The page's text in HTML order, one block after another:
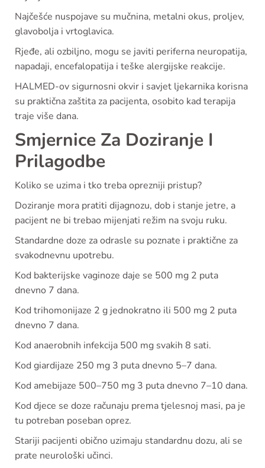
Najčešće nuspojave su mučnina, metalni okus, proljev,
glavobolja i vrtoglavica.
Rjeđe, ali ozbiljno, mogu se javiti periferna neuropatija,
napadaji, encefalopatija i teške alergijske reakcije.
HALMED-ov sigurnosni okvir i savjet ljekarnika korisna
su praktična zaštita za pacijenta, osobito kad terapija
traje više dana.
Smjernice Za Doziranje I
Prilagodbe
Koliko se uzima i tko treba oprezniji pristup?
Doziranje mora pratiti dijagnozu, dob i stanje jetre, a
pacijent ne bi trebao mijenjati režim na svoju ruku.
Standardne doze za odrasle su poznate i praktične za
svakodnevnu upotrebu.
Kod bakterijske vaginoze daje se 500 mg 2 puta
dnevno 7 dana.
Kod trihomonijaze 2 g jednokratno ili 500 mg 2 puta
dnevno 7 dana.
Kod anaerobnih infekcija 500 mg svakih 8 sati.
Kod giardijaze 250 mg 3 puta dnevno 5–7 dana.
Kod amebijaze 500–750 mg 3 puta dnevno 7–10 dana.
Kod djece se doze računaju prema tjelesnoj masi, pa je
tu potreban poseban oprez.
Stariji pacijenti obično uzimaju standardnu dozu, ali se
prate neurološki učinci.